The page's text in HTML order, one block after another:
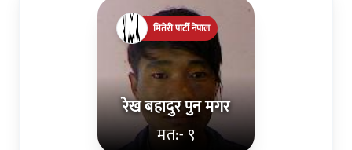
रेख बहादुर पुन मगर
मत:- ९
मितेरी पार्टी नेपाल